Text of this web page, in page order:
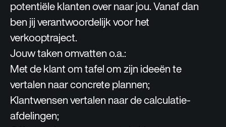
potentiële klanten over naar jou. Vanaf dan
ben jij verantwoordelijk voor het
verkooptraject.
Jouw taken omvatten o.a.:
Met de klant om tafel om zijn ideeën te
vertalen naar concrete plannen;
Klantwensen vertalen naar de calculatie-
afdelingen;